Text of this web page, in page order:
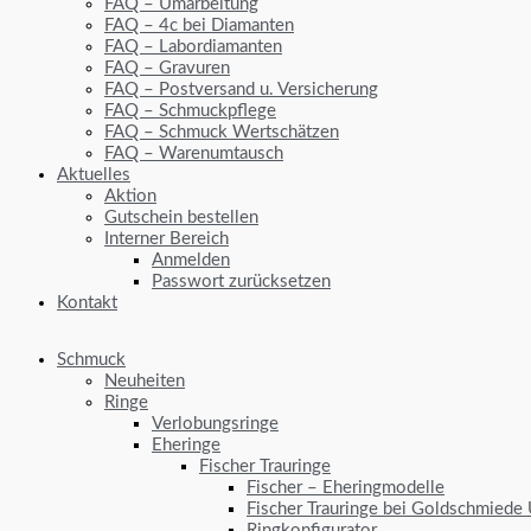
FAQ – Umarbeitung
FAQ – 4c bei Diamanten
FAQ – Labordiamanten
FAQ – Gravuren
FAQ – Postversand u. Versicherung
FAQ – Schmuckpflege
FAQ – Schmuck Wertschätzen
FAQ – Warenumtausch
Aktuelles
Aktion
Gutschein bestellen
Interner Bereich
Anmelden
Passwort zurücksetzen
Kontakt
Schmuck
Neuheiten
Ringe
Verlobungsringe
Eheringe
Fischer Trauringe
Fischer – Eheringmodelle
Fischer Trauringe bei Goldschmiede